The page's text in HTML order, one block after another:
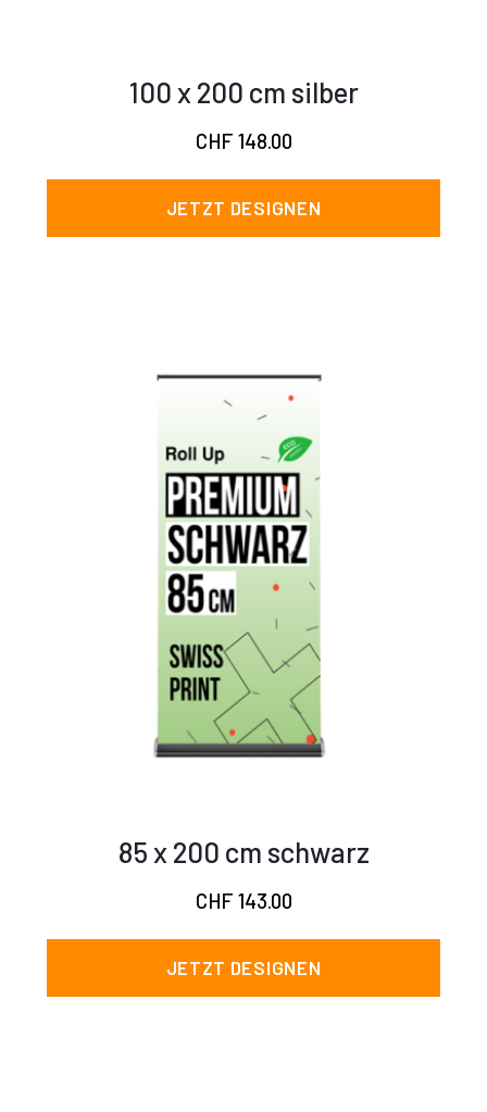
100 x 200 cm silber
CHF 148.00
JETZT DESIGNEN
85 x 200 cm schwarz
CHF 143.00
JETZT DESIGNEN